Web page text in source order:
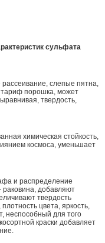
сульфата
рассеивание, слепые пятна,
порошка, может
твердость,
химическая стойкость,
космоса, уменьшает
и распределение
добавляют
твердость
цвета, яркость,
неспособный для того
краски добавляет